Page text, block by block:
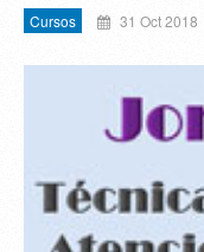
Cursos 31 Oct 2018